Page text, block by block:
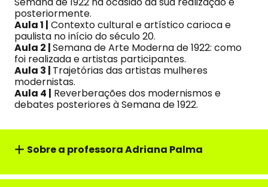
posteriormente.
Aula 1 | Contexto cultural e artístico carioca e
paulista no início do século 20.
Aula 2 |Semana de Arte Moderna de 1922: como
foi realizada e artistas participantes.
Aula 3 | Trajetórias das artistas mulheres
modernistas.
Aula 4 | Reverberações dos modernismos e
debates posteriores à Semana de 1922.
Sobre a professora Adriana Palma